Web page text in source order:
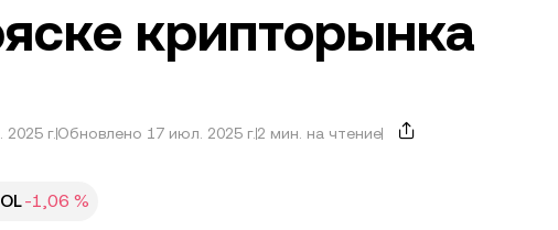
крипторынка
г. Обновлено 17 июл. 2025 г. 2 мин. на чтение
-1,06 %